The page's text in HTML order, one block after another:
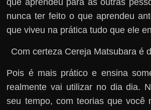
que aprendeu para as outras
nunca ter feito o que aprendeu
que viveu na prática tudo que ele
Com certeza Cereja Matsubara é
Pois é mais prático e ensina
realmente vai utilizar no dia dia.
seu tempo, com teorias que você